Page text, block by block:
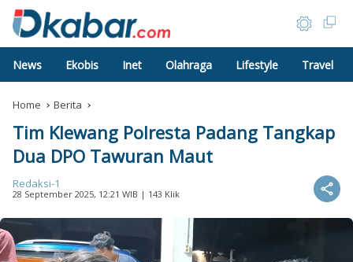
News Ekobis Inet Olahraga Lifestyle Travel
Home Berita
Tim Klewang Polresta Padang Tangkap
Dua DPO Tawuran Maut
Redaksi-1
28 September 2025, 12:21 WIB | 143 Klik